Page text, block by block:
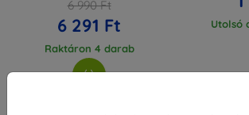
6 990 Ft
6 291 Ft
Raktáron 4 darab
Utolsó